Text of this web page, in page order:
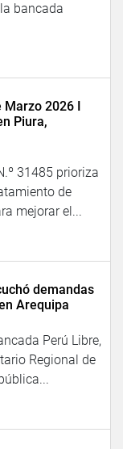
bancada
Marzo 2026 I
Piura,
31485 prioriza
de
mejorar el...
demandas
Arequipa
Perú Libre,
Regional de